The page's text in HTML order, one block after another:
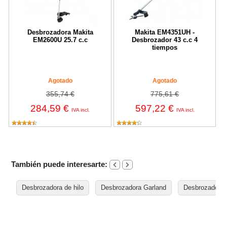
Desbrozadora Makita
EM2600U 25.7 c.c
Agotado
355,74 €
284,59 € IVA incl.
Makita EM4351UH -
Desbrozador 43 c.c 4
tiempos
Agotado
775,61 €
597,22 € IVA incl.
También puede interesarte:
Desbrozadora de hilo Desbrozadora Garland